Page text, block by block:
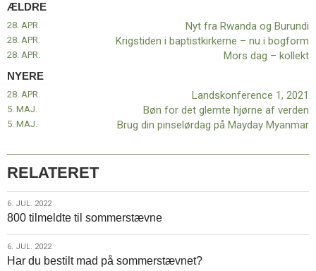
indlæg:
Landskonference
2021 Forrige
Nyt
fra
Rwanda
og
ÆLDRE
28. APR. Nyt fra Rwanda og Burundi
28. APR. Krigstiden i baptistkirkerne – nu i bogform
28. APR. Mors dag – kollekt
NYERE
Landskonference 1, 2021
28. APR.
Bøn for det glemte hjørne af verden
5. MAJ.
Brug din pinselørdag på Mayday Myanmar
5. MAJ.
RELATERET
6.
jul.
2022
6. JUL. 2022
800 tilmeldte til sommerstævne
6.
jul.
6. JUL. 2022
Har du bestilt mad på sommerstævnet?